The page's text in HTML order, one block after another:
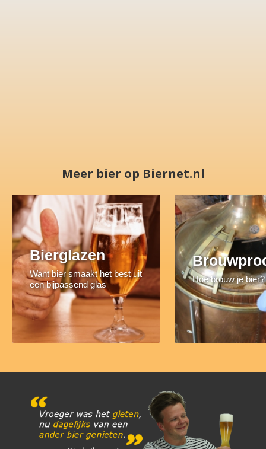
Meer bier op Biernet.nl
Bierglazen
Want bier smaakt het best uit
een bijpassend glas
Hoe brouw je bier?